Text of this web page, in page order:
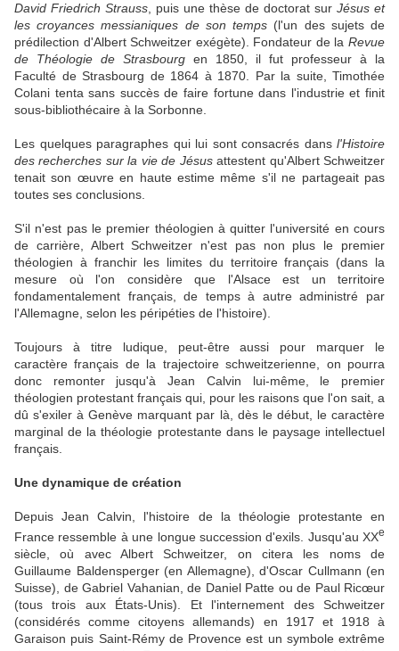
David Friedrich Strauss, puis une thèse de doctorat sur Jésus et
les croyances messianiques de son temps (l'un des sujets de
prédilection d'Albert Schweitzer exégète). Fondateur de la Revue
de Théologie de Strasbourg en 1850, il fut professeur à la
Faculté de Strasbourg de 1864 à 1870. Par la suite, Timothée
Colani tenta sans succès de faire fortune dans l'industrie et finit
sous-bibliothécaire à la Sorbonne.
Les quelques paragraphes qui lui sont consacrés dans l'Histoire
des recherches sur la vie de Jésusattestent qu'Albert Schweitzer
tenait son œuvre en haute estime même s'il ne partageait pas
toutes ses conclusions.
S'il n'est pas le premier théologien à quitter l'université en cours
de carrière, Albert Schweitzer n'est pas non plus le premier
théologien à franchir les limites du territoire français (dans la
mesure où l'on considère que l'Alsace est un territoire
fondamentalement français, de temps à autre administré par
l'Allemagne, selon les péripéties de l'histoire).
Toujours à titre ludique, peut-être aussi pour marquer le
caractère français de la trajectoire schweitzerienne, on pourra
donc remonter jusqu'à Jean Calvin lui-même, le premier
théologien protestant français qui, pour les raisons que l'on sait, a
dû s'exiler à Genève marquant par là, dès le début, le caractère
marginal de la théologie protestante dans le paysage intellectuel
français.
Une dynamique de création
Depuis Jean Calvin, l'histoire de la théologie protestante en
France ressemble à une longue succession d'exils. Jusqu'au XXe
siècle, où avec Albert Schweitzer, on citera les noms de
Guillaume Baldensperger (en Allemagne), d'Oscar Cullmann (en
Suisse), de Gabriel Vahanian, de Daniel Patte ou de Paul Ricœur
(tous trois aux États-Unis). Et l'internement des Schweitzer
(considérés comme citoyens allemands) en 1917 et 1918 à
Garaison puis Saint-Rémy de Provence est un symbole extrême